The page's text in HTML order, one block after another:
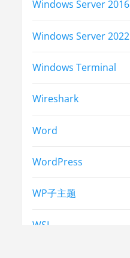
Windows Server 2016
Windows Server 2022
Windows Terminal
Wireshark
Word
WordPress
WP子主题
WSL